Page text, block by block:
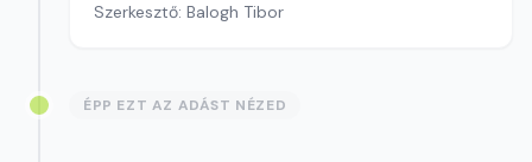
Szerkesztő: Balogh Tibor
ÉPP EZT AZ ADÁST NÉZED